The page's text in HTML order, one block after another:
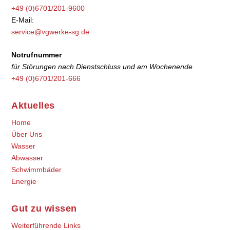
+49 (0)6701/201-9600
E-Mail:
service@vgwerke-sg.de
Notrufnummer
für Störungen nach Dienstschluss und am Wochenende
+49 (0)6701/201-666
Aktuelles
Home
Über Uns
Wasser
Abwasser
Schwimmbäder
Energie
Gut zu wissen
Weiterführende Links